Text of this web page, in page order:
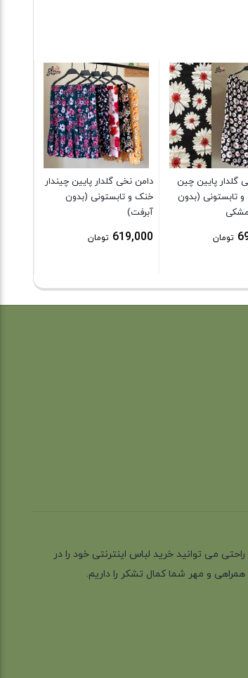
گلدار پایین چین
تابستونی (بدون
تومان
دامن نخی گلدار پایین چیندار
خنک و تابستونی (بدون
آبرفت)
619,000 تومان
که به راحتی می توانید خرید لباس اینترنتی خود را در
و مهر شما کمال تشکر را داریم.